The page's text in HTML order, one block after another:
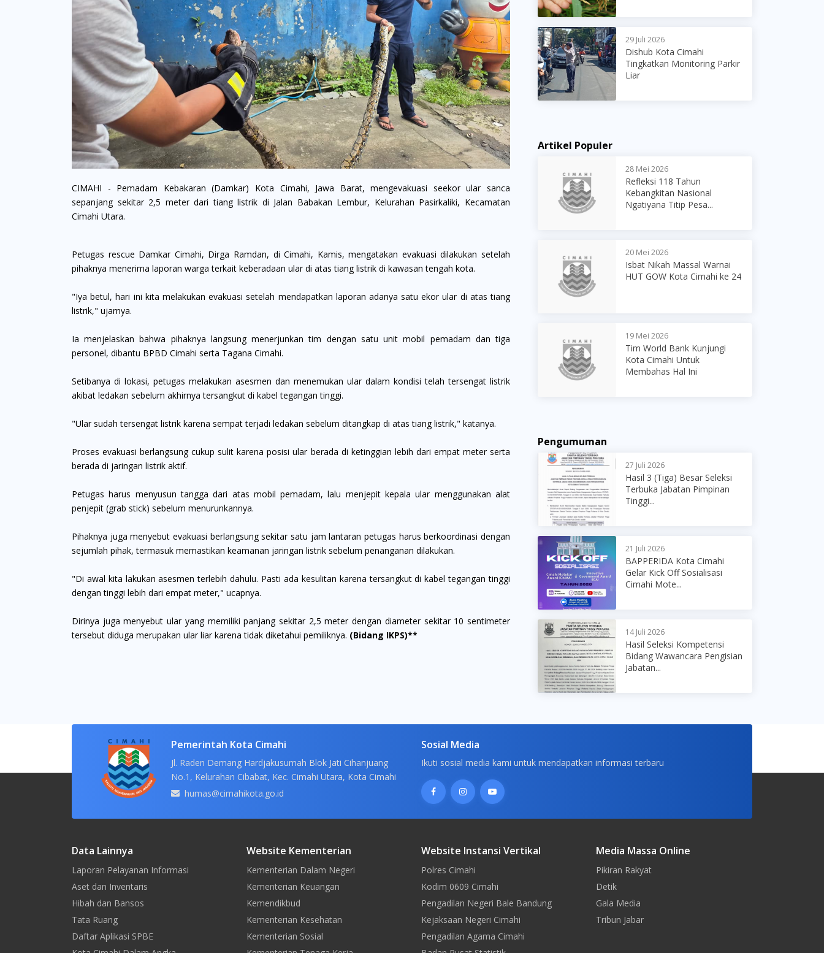
CIMAHI - Pemadam Kebakaran (Damkar) Kota Cimahi, Jawa Barat, mengevakuasi seekor ular sanca
sepanjang sekitar 2,5 meter dari tiang listrik di Jalan Babakan Lembur, Kelurahan Pasirkaliki, Kecamatan
Cimahi Utara.
Petugas rescue Damkar Cimahi, Dirga Ramdan, di Cimahi, Kamis, mengatakan evakuasi dilakukan setelah
pihaknya menerima laporan warga terkait keberadaan ular di atas tiang listrik di kawasan tengah kota.
"Iya betul, hari ini kita melakukan evakuasi setelah mendapatkan laporan adanya satu ekor ular di atas tiang
listrik," ujarnya.
Ia menjelaskan bahwa pihaknya langsung menerjunkan tim dengan satu unit mobil pemadam dan tiga
personel, dibantu BPBD Cimahi serta Tagana Cimahi.
Setibanya di lokasi, petugas melakukan asesmen dan menemukan ular dalam kondisi telah tersengat listrik
akibat ledakan sebelum akhirnya tersangkut di kabel tegangan tinggi.
"Ular sudah tersengat listrik karena sempat terjadi ledakan sebelum ditangkap di atas tiang listrik," katanya.
Proses evakuasi berlangsung cukup sulit karena posisi ular berada di ketinggian lebih dari empat meter serta
berada di jaringan listrik aktif.
Petugas harus menyusun tangga dari atas mobil pemadam, lalu menjepit kepala ular menggunakan alat
penjepit (grab stick) sebelum menurunkannya.
Pihaknya juga menyebut evakuasi berlangsung sekitar satu jam lantaran petugas harus berkoordinasi dengan
sejumlah pihak, termasuk memastikan keamanan jaringan listrik sebelum penanganan dilakukan.
"Di awal kita lakukan asesmen terlebih dahulu. Pasti ada kesulitan karena tersangkut di kabel tegangan tinggi
dengan tinggi lebih dari empat meter," ucapnya.
Dirinya juga menyebut ular yang memiliki panjang sekitar 2,5 meter dengan diameter sekitar 10 sentimeter
tersebut diduga merupakan ular liar karena tidak diketahui pemiliknya. (Bidang IKPS)**
29 Juli 2026
Dishub Kota Cimahi
Tingkatkan Monitoring Parkir
Liar
Artikel Populer
28 Mei 2026
Refleksi 118 Tahun
Kebangkitan Nasional
Ngatiyana Titip Pesa...
20 Mei 2026
Isbat Nikah Massal Warnai
HUT GOW Kota Cimahi ke 24
19 Mei 2026
Tim World Bank Kunjungi
Kota Cimahi Untuk
Membahas Hal Ini
Pengumuman
27 Juli 2026
Hasil 3 (Tiga) Besar Seleksi
Terbuka Jabatan Pimpinan
Tinggi...
21 Juli 2026
BAPPERIDA Kota Cimahi
Gelar Kick Off Sosialisasi
Cimahi Mote...
14 Juli 2026
Hasil Seleksi Kompetensi
Bidang Wawancara Pengisian
Jabatan...
Pemerintah Kota Cimahi
Jl. Raden Demang Hardjakusumah Blok Jati Cihanjuang
No.1, Kelurahan Cibabat, Kec. Cimahi Utara, Kota Cimahi
humas@cimahikota.go.id
Sosial Media
Ikuti sosial media kami untuk mendapatkan informasi terbaru
Data Lainnya
Laporan Pelayanan Informasi
Aset dan Inventaris
Hibah dan Bansos
Tata Ruang
Daftar Aplikasi SPBE
Website Kementerian
Kementerian Dalam Negeri
Kementerian Keuangan
Kemendikbud
Kementerian Kesehatan
Kementerian Sosial
Website Instansi Vertikal
Polres Cimahi
Kodim 0609 Cimahi
Pengadilan Negeri Bale Bandung
Kejaksaan Negeri Cimahi
Pengadilan Agama Cimahi
Media Massa Online
Pikiran Rakyat
Detik
Gala Media
Tribun Jabar